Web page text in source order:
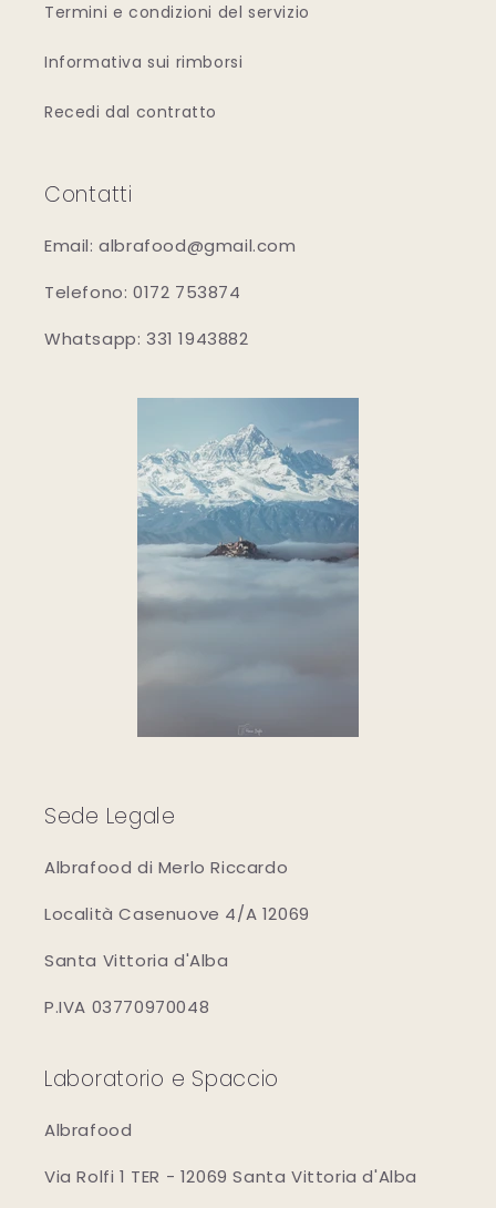
Termini e condizioni del servizio
Informativa sui rimborsi
Recedi dal contratto
Contatti
Email: albrafood@gmail.com
Telefono: 0172 753874
Whatsapp: 331 1943882
Sede Legale
Albrafood di Merlo Riccardo
Località Casenuove 4/A 12069
Santa Vittoria d'Alba
P.IVA 03770970048
Laboratorio e Spaccio
Albrafood
Via Rolfi 1 TER - 12069 Santa Vittoria d'Alba